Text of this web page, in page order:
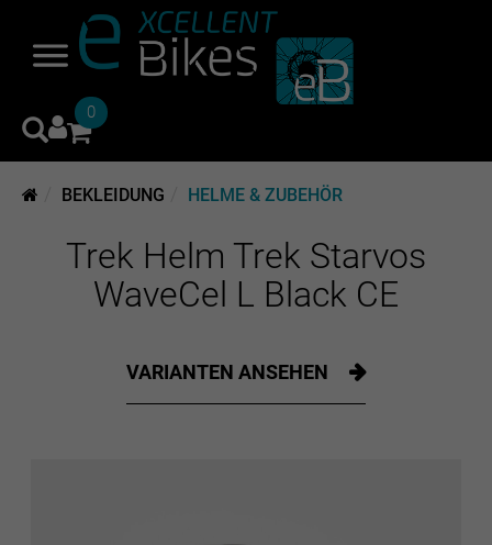
0
BEKLEIDUNG HELME & ZUBEHÖR
Trek Helm Trek Starvos
WaveCel L Black CE
VARIANTEN ANSEHEN